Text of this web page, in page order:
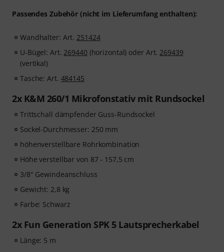
Passendes Zubehör (nicht im Lieferumfang enthalten):
Wandhalter: Art. 251424
U-Bügel: Art. 269440 (horizontal) oder Art. 269439
(vertikal)
Tasche: Art. 484145
2x K&M 260/1 Mikrofonstativ mit Rundsockel
Trittschall dämpfender Guss-Rundsockel
Sockel-Durchmesser: 250 mm
höhenverstellbare Rohrkombination
Höhe verstellbar von 87 - 157,5 cm
3/8" Gewindeanschluss
Gewicht: 2,8 kg
Farbe: Schwarz
2x Fun Generation SPK 5 Lautsprecherkabel
Länge: 5 m